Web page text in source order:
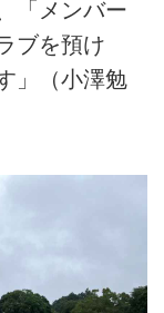
「メンバー
ブを預け
」（小澤勉